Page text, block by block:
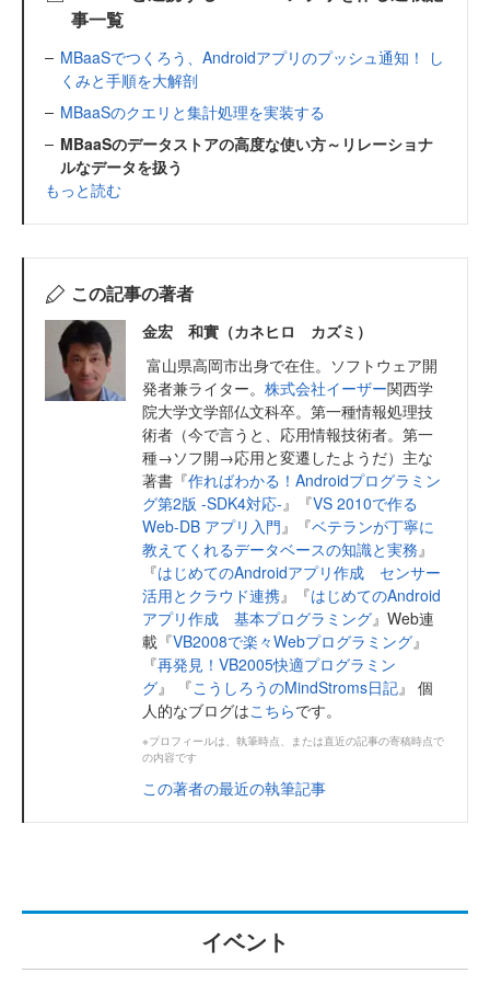
事一覧
MBaaSでつくろう、Androidアプリのプッシュ通知！ し
くみと手順を大解剖
MBaaSのクエリと集計処理を実装する
MBaaSのデータストアの高度な使い方～リレーショナ
ルなデータを扱う
もっと読む
この記事の著者
金宏 和實（カネヒロ カズミ）
富山県高岡市出身で在住。ソフトウェア開
発者兼ライター。 株式会社イーザー関西学
院大学文学部仏文科卒。第一種情報処理技
術者（今で言うと、応用情報技術者。第一
種→ソフ開→応用と変遷したようだ）主な
著書『作ればわかる！Androidプログラミン
グ第2版 -SDK4対応-』『VS 2010で作る
Web-DB アプリ入門』『ベテランが丁寧に
教えてくれるデータベースの知識と実務』
『はじめてのAndroidアプリ作成 センサー
活用とクラウド連携』『はじめてのAndroid
アプリ作成 基本プログラミング』Web連
載『VB2008で楽々Webプログラミング』
『再発見！VB2005快適プログラミン
グ』 『こうしろうのMindStroms日記』 個
人的なブログはこちらです。
※プロフィールは、執筆時点、または直近の記事の寄稿時点で
の内容です
この著者の最近の執筆記事
イベント